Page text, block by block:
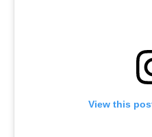
View this